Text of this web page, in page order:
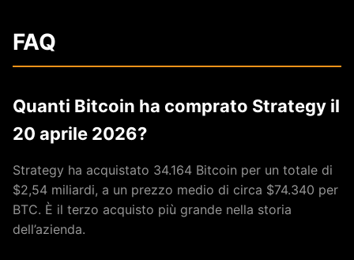
FAQ
Quanti Bitcoin ha comprato Strategy il
20 aprile 2026?
Strategy ha acquistato 34.164 Bitcoin per un totale di
$2,54 miliardi, a un prezzo medio di circa $74.340 per
BTC. È il terzo acquisto più grande nella storia
dell’azienda.